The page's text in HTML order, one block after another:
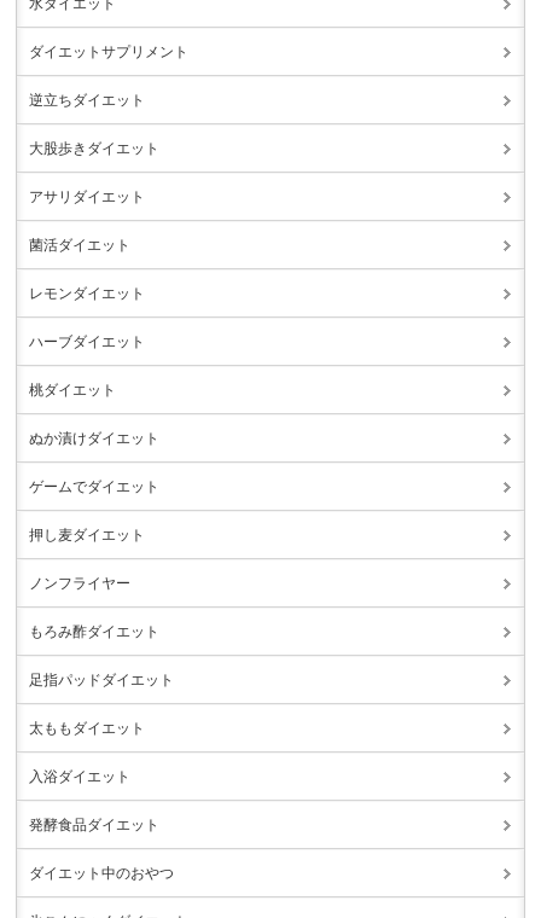
ダイエットサプリメント
逆立ちダイエット
大股歩きダイエット
アサリダイエット
菌活ダイエット
レモンダイエット
ハーブダイエット
桃ダイエット
ぬか漬けダイエット
ゲームでダイエット
押し麦ダイエット
ノンフライヤー
もろみ酢ダイエット
足指パッドダイエット
太ももダイエット
入浴ダイエット
発酵食品ダイエット
ダイエット中のおやつ